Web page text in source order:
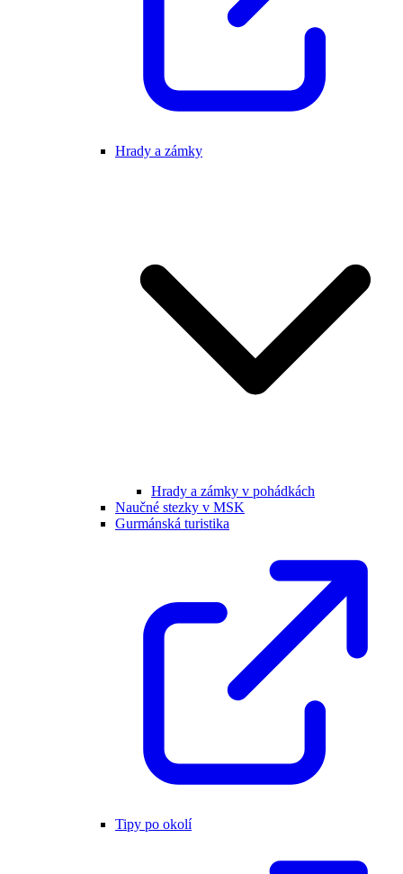
Hrady a zámky
Hrady a zámky v pohádkách
Naučné stezky v MSK
Gurmánská turistika
Tipy po okolí